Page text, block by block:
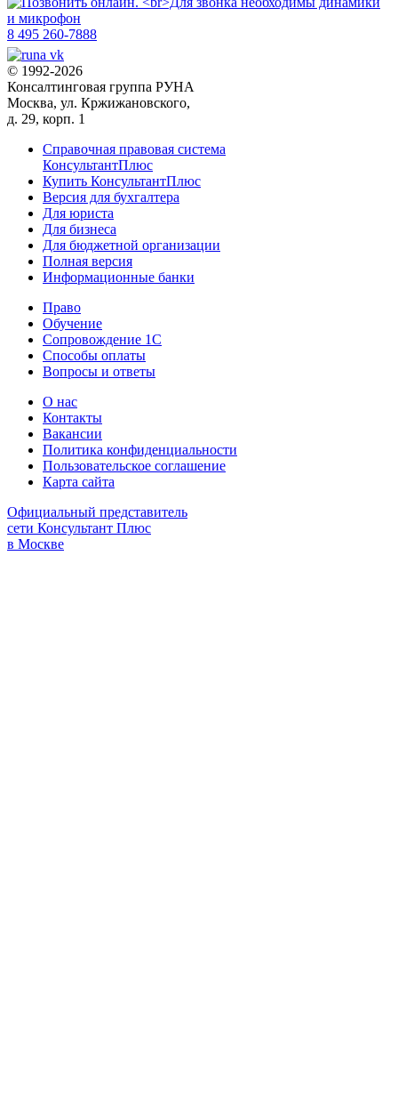
8 495 260-7888
© 1992-2026
Консалтинговая группа РУНА
Москва, ул. Кржижановского,
д. 29, корп. 1
Справочная правовая система
КонсультантПлюс
Купить КонсультантПлюс
Версия для бухгалтера
Для юриста
Для бизнеса
Для бюджетной организации
Полная версия
Информационные банки
Право
Обучение
Сопровождение 1С
Способы оплаты
Вопросы и ответы
О нас
Контакты
Вакансии
Политика конфиденциальности
Пользовательское соглашение
Карта сайта
Официальный представитель
сети Консультант Плюс
в Москве